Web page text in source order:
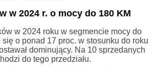
w 2024 r. o mocy do 180 KM
w 2024 roku w segmencie mocy do
się o ponad 17 proc. w stosunku do roku
dominujący. Na 10 sprzedanych
do tego przedziału.